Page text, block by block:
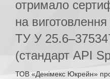
отримало
на
ТУ У
(стандарт API
ТОВ «Денімекс Юкрейн»